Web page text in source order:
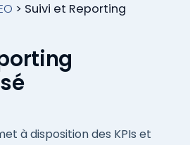
> Suivi et Reporting
à disposition des KPIs et